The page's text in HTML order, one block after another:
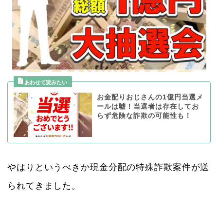
お金配りおじさんの1億円当選メ
ールは嘘！当選者は存在してお
らず危険な詐欺の可能性も！
やはりというべきか現金分配の特殊詐欺案件が送
られてきました。